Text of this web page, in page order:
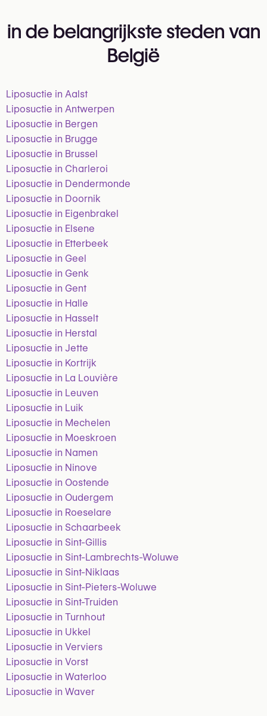
in de belangrijkste steden van
België
Liposuctie in Aalst
Liposuctie in Antwerpen
Liposuctie in Bergen
Liposuctie in Brugge
Liposuctie in Brussel
Liposuctie in Charleroi
Liposuctie in Dendermonde
Liposuctie in Doornik
Liposuctie in Eigenbrakel
Liposuctie in Elsene
Liposuctie in Etterbeek
Liposuctie in Geel
Liposuctie in Genk
Liposuctie in Gent
Liposuctie in Halle
Liposuctie in Hasselt
Liposuctie in Herstal
Liposuctie in Jette
Liposuctie in Kortrijk
Liposuctie in La Louvière
Liposuctie in Leuven
Liposuctie in Luik
Liposuctie in Mechelen
Liposuctie in Moeskroen
Liposuctie in Namen
Liposuctie in Ninove
Liposuctie in Oostende
Liposuctie in Oudergem
Liposuctie in Roeselare
Liposuctie in Schaarbeek
Liposuctie in Sint-Gillis
Liposuctie in Sint-Lambrechts-Woluwe
Liposuctie in Sint-Niklaas
Liposuctie in Sint-Pieters-Woluwe
Liposuctie in Sint-Truiden
Liposuctie in Turnhout
Liposuctie in Ukkel
Liposuctie in Verviers
Liposuctie in Vorst
Liposuctie in Waterloo
Liposuctie in Waver